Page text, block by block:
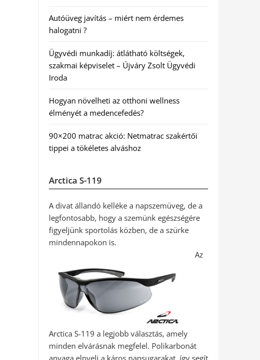
Autóüveg javítás – miért nem érdemes
halogatni ?
Ügyvédi munkadíj: átlátható költségek,
szakmai képviselet – Újváry Zsolt Ügyvédi
Iroda
Hogyan növelheti az otthoni wellness
élményét a medencefedés?
90×200 matrac akció: Netmatrac szakértői
tippei a tökéletes alváshoz
Arctica S-119
A divat állandó kelléke a napszemüveg, de a
legfontosabb, hogy a szemünk egészségére
figyeljünk sportolás közben, de a szürke
mindennapokon is.
Az
Arctica S-119 a legjobb választás, amely
minden elvárásnak megfelel. Polikarbonát
anyaga elnyeli a káros napsugarakat, így segít